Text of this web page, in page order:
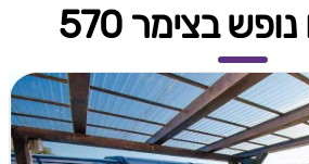
בצימר 570